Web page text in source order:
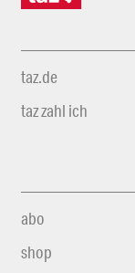
taz.de
taz zahl ich
abo
shop